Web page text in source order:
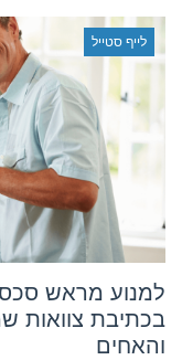
לייף סטייל
למנוע מראש
בכתיבת צוואות
והאחים